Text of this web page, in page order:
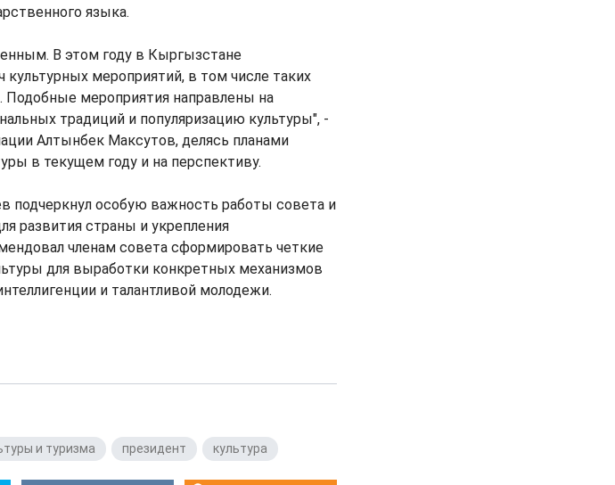
языка.
В этом году в Кыргызстане
мероприятий, в том числе таких
мероприятия направлены на
традиций и популяризацию культуры", -
Алтынбек Максутов, делясь планами
в текущем году и на перспективу.
подчеркнул особую важность работы совета и
развития страны и укрепления
членам совета сформировать четкие
для выработки конкретных механизмов
и талантливой молодежи.
и туризма президент культура